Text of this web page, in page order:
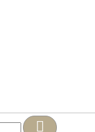
Hľadať